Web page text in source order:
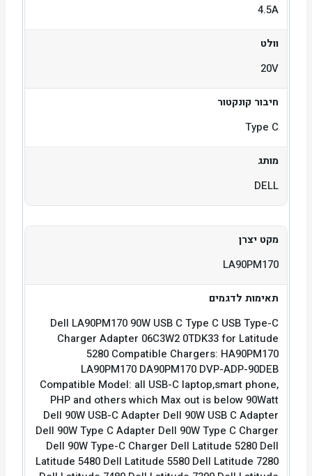
4.5A
וולט
20V
חיבור קונקטור
Type C
מותג
DELL
מקט יצרן
LA90PM170
תאימות לדגמים
Dell LA90PM170 90W USB C Type C USB Type-C
Charger Adapter 06C3W2 0TDK33 for Latitude
5280 Compatible Chargers: HA90PM170
LA90PM170 DA90PM170 DVP-ADP-90DEB
Compatible Model: all USB-C laptop,smart phone,
PHP and others which Max out is below 90Watt
Dell 90W USB-C Adapter Dell 90W USB C Adapter
Dell 90W Type C Adapter Dell 90W Type C Charger
Dell 90W Type-C Charger Dell Latitude 5280 Dell
Latitude 5480 Dell Latitude 5580 Dell Latitude 7280